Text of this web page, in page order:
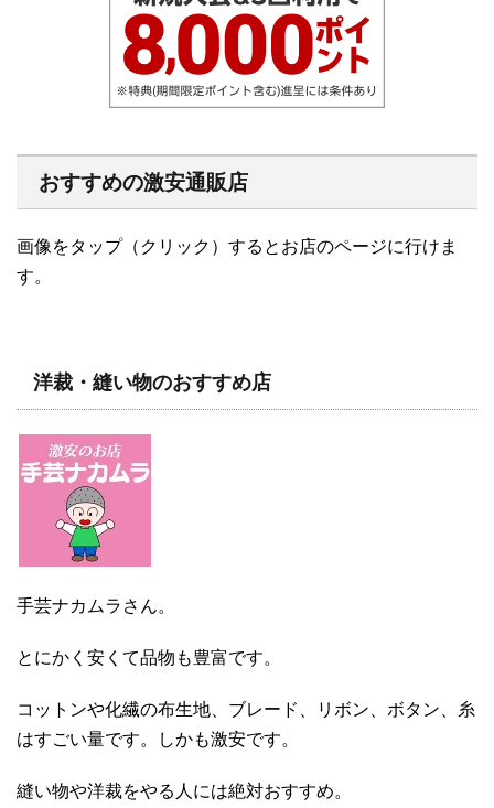
おすすめの激安通販店
画像をタップ（クリック）するとお店のページに行けま
す。
洋裁・縫い物のおすすめ店
手芸ナカムラさん。
とにかく安くて品物も豊富です。
コットンや化繊の布生地、ブレード、リボン、ボタン、糸
はすごい量です。しかも激安です。
縫い物や洋裁をやる人には絶対おすすめ。